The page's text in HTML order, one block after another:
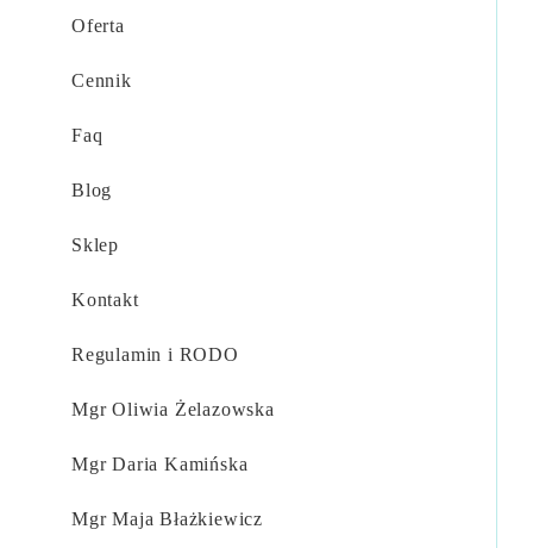
Oferta
Cennik
Faq
Blog
Sklep
Kontakt
Regulamin i RODO
Mgr Oliwia Żelazowska​
Mgr Daria Kamińska​
Mgr Maja Błażkiewicz​